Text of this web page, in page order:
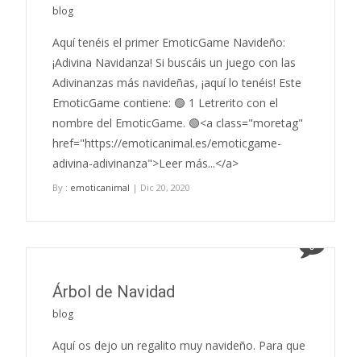
blog
Aquí tenéis el primer EmoticGame Navideño:
¡Adivina Navidanza! Si buscáis un juego con las
Adivinanzas más navideñas, ¡aquí lo tenéis! Este
EmoticGame contiene: 🟢 1 Letrerito con el
nombre del EmoticGame. 🟢<a class="moretag"
href="https://emoticanimal.es/emoticgame-
adivina-adivinanza">Leer más...</a>
By : emoticanimal | Dic 20, 2020
0
Árbol de Navidad
blog
Aquí os dejo un regalito muy navideño. Para que